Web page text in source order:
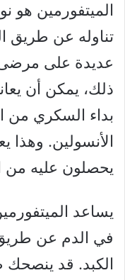
الميتفورمين هو
تناوله عن طريق
ذلك، يمكن أن
الأنسولين. وهذا
يحصلون عليه من
يساعد
في الدم عن
الكبد. قد ينصحك